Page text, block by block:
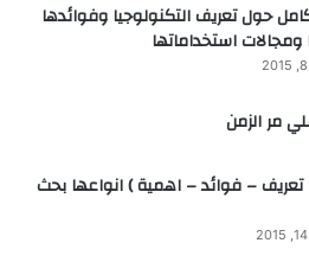
حول تعريف التكنولوجيا وفوائدها
ومجالات استخداماتها
مر الزمن
تعريف – فوائد – اهمية ) انواعها بحث